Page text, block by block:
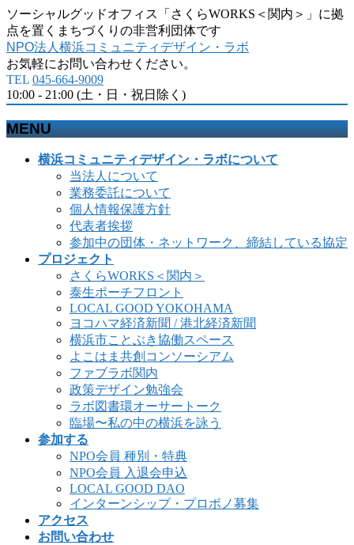
ソーシャルグッドオフィス「さくらWORKS＜関内＞」に拠
点を置くまちづくりの非営利団体です
NPO法人横浜コミュニティデザイン・ラボ
お気軽にお問い合わせください。
TEL 045-664-9009
10:00 - 21:00 (土・日・祝日除く)
MENU
横浜コミュニティデザイン・ラボについて
当法人について
業務委託について
個人情報保護方針
代表者挨拶
参加中の団体・ネットワーク、締結している協定
プロジェクト
さくらWORKS＜関内＞
泰生ポーチフロント
LOCAL GOOD YOKOHAMA
ヨコハマ経済新聞 / 港北経済新聞
横浜市ことぶき協働スペース
よこはま共創コンソーシアム
ファブラボ関内
政策デザイン勉強会
ラボ図書環オーサートーク
臨場〜私の中の横浜を詠う
参加する
NPO会員 種別・特典
NPO会員 入退会申込
LOCAL GOOD DAO
インターンシップ・プロボノ募集
アクセス
お問い合わせ